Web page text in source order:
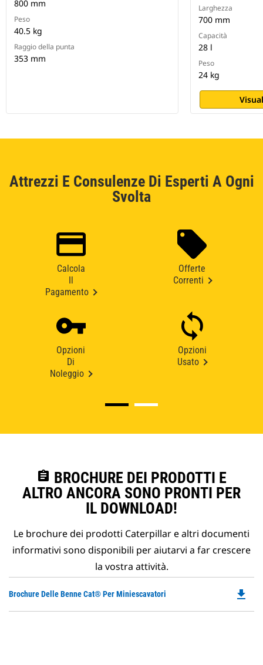
800 mm
Peso
40.5 kg
Raggio della punta
353 mm
Larghezza
700 mm
Capacità
28 l
Peso
24 kg
Attrezzi E Consulenze Di Esperti A Ogni
Svolta
Calcola
Pagamento
Offerte
Correnti
Opzioni
Di
Noleggio
Opzioni
Usato
assignment BROCHURE DEI PRODOTTI E
ALTRO ANCORA SONO PRONTI PER
IL DOWNLOAD!
Le brochure dei prodotti Caterpillar e altri documenti
informativi sono disponibili per aiutarvi a far crescere
la vostra attività.
Brochure Delle Benne Cat® Per Miniescavatori file_download